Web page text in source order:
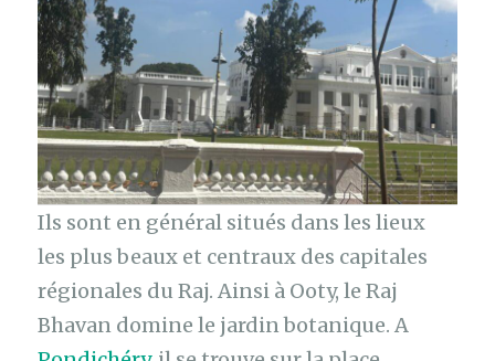
Ils sont en général situés dans les lieux
les plus beaux et centraux des capitales
régionales du Raj. Ainsi à Ooty, le Raj
Bhavan domine le jardin botanique. A